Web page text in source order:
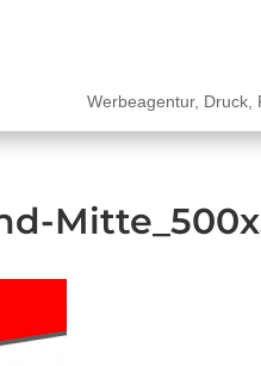
Werbeagentur, Druck,